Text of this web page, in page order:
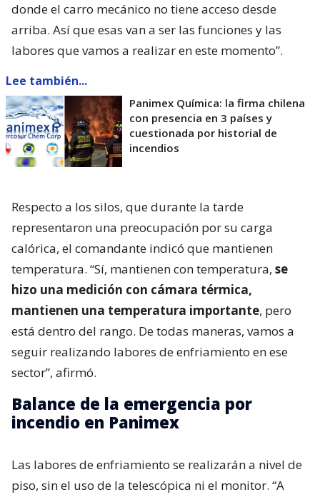
donde el carro mecánico no tiene acceso desde
arriba. Así que esas van a ser las funciones y las
labores que vamos a realizar en este momento”.
Lee también...
Panimex Química: la firma chilena
con presencia en 3 países y
cuestionada por historial de
incendios
Respecto a los silos, que durante la tarde
representaron una preocupación por su carga
calórica, el comandante indicó que mantienen
temperatura. “Sí, mantienen con temperatura, se
hizo una medición con cámara térmica,
mantienen una temperatura importante, pero
está dentro del rango. De todas maneras, vamos a
seguir realizando labores de enfriamiento en ese
sector”, afirmó.
Balance de la emergencia por
incendio en Panimex
Las labores de enfriamiento se realizarán a nivel de
piso, sin el uso de la telescópica ni el monitor. “A